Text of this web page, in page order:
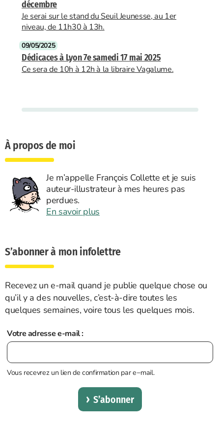
décembre
Je serai sur le stand du Seuil Jeunesse, au 1er
niveau, de 11h30 à 13h.
09/05/2025
Dédicaces à Lyon 7e samedi 17 mai 2025
Ce sera de 10h à 12h à la libraire Vagalume.
À propos de moi
Je m’appelle François Collette et je suis
auteur-illustrateur à mes heures pas
perdues.
En savoir plus
S’abonner à mon infolettre
Recevez un e-mail quand je publie quelque chose ou
qu’il y a des nouvelles, c’est-à-dire toutes les
quelques semaines, voire tous les quelques mois.
Votre adresse e-mail :
Vous recevrez un lien de confirmation par e−mail.
S’abonner